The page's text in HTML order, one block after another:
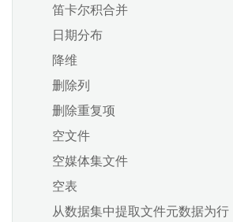
Connector 2.0 以用于 SAP 应
用程序
创建一个新的来源
源探索
Foundry SAP 同步
创建新的流式同步
增量更新
SAP 对象类型
概述
创建增量同步
保持高性能
流式管道：概述
比较：流处理 vs 批处理
性能考虑
使用 Foundry Streaming 进行
计算
概述
设置投影
高级细节
Foundry 使用优化
变换数据
合并数据
合并数据
创建地理空间变换
在Pipeline Builder中创建唯一
ID
在流式Pipeline Builder管道中
合并数据
在 Pipeline Builder 中使用
LLM 节点
笛卡尔积合并
日期分布
降维
删除列
删除重复项
空文件
空媒体集文件
空表
从数据集中提取文件元数据为行